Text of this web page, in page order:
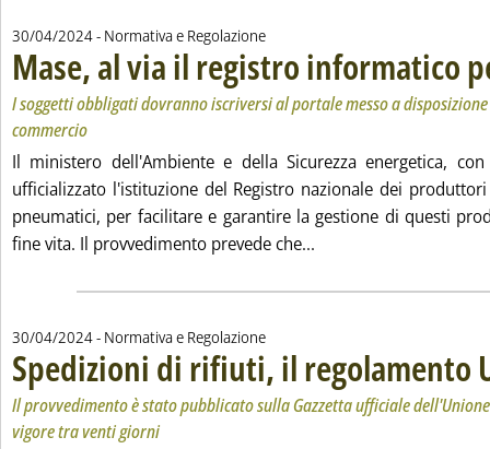
30/04/2024- Normativa e Regolazione
Mase, al via il registro informatico
I soggetti obbligati dovranno iscriversi al portale messo a
commercio
Il ministero dell'Ambiente e della Sicurezza energetica,
ufficializzato l'istituzione del Registro nazionale dei
pneumatici, per facilitare e garantire la gestione di questi
fine vita. Il provvedimento prevede che...
30/04/2024- Normativa e Regolazione
Spedizioni di rifiuti, il regolamento
Il provvedimento è stato pubblicato sulla Gazzetta ufficiale
vigore tra venti giorni